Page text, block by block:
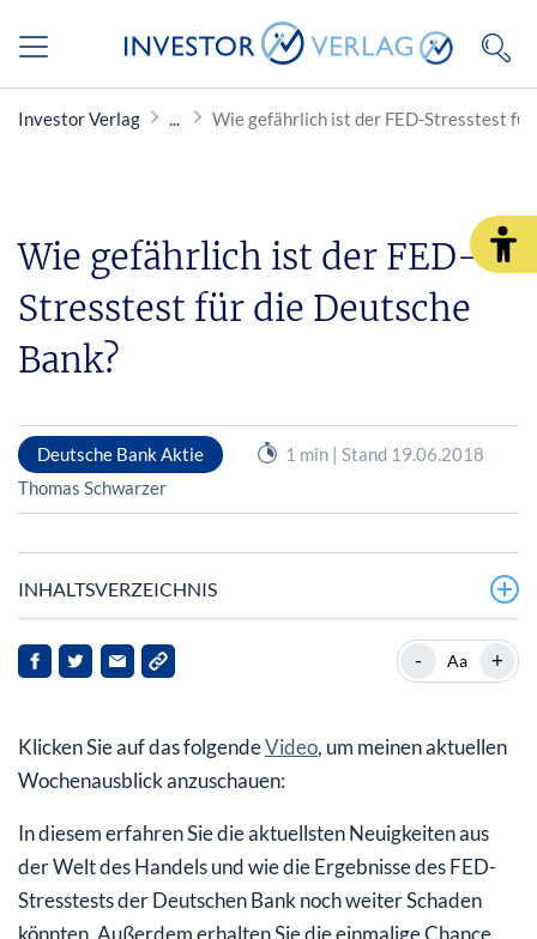
Investor Verlag Wie gefährlich ist der FED-Stresstest für
Wie gefährlich ist der FED-
Stresstest für die Deutsche
Bank?
Deutsche Bank Aktie
1 min | Stand 19.06.2018
Thomas Schwarzer
INHALTSVERZEICHNIS
- Aa +
Klicken Sie auf das folgendeVideo, um meinen aktuellen
Wochenausblick anzuschauen:
In diesem erfahren Sie die aktuellsten Neuigkeiten aus
der Welt des Handels und wie die Ergebnisse des FED-
Stresstests der Deutschen Bank noch weiter Schaden
könnten. Außerdem erhalten Sie die einmalige Chance